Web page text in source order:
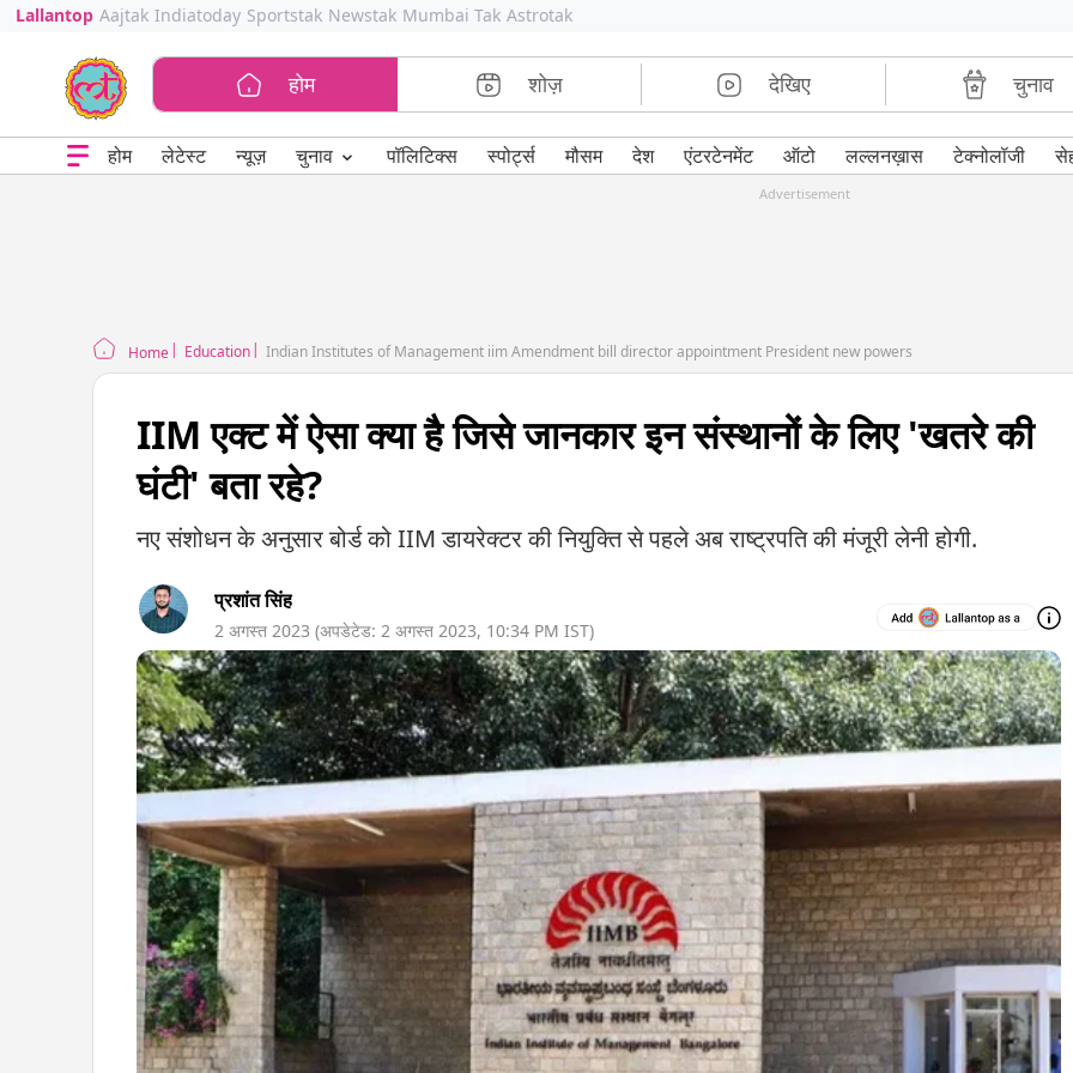
Lallantop Aajtak Indiatoday Sportstak Newstak Mumbai Tak Astrotak
होम शोज़ देखिए चुनाव
होम लेटेस्ट न्यूज़ चुनाव ⌄ पॉलिटिक्स स्पोर्ट्स मौसम देश एंटरटेनमेंट ऑटो लल्लनख़ास टेक्नोलॉजी
Advertisement
Home Education Indian Institutes of Management iim Amendment bill director appointment President new powers
IIM एक्ट में ऐसा क्या है जिसे जानकार इन संस्थानों के लिए 'खतरे की
घंटी' बता रहे?
नए संशोधन के अनुसार बोर्ड को IIM डायरेक्टर की नियुक्ति से पहले अब राष्ट्रपति की मंजूरी लेनी होगी.
प्रशांत सिंह
2 अगस्त 2023 (अपडेटेड: 2 अगस्त 2023, 10:34 PM IST)